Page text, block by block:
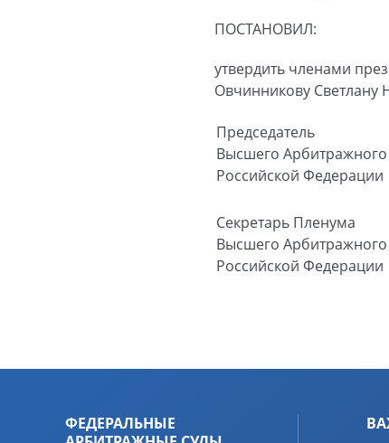
ПОСТАНОВИЛ:
утвердить членами
Овчинникову
Председатель
Высшего Арбитражного
Российской Федерации
Секретарь Пленума
Высшего Арбитражного
Российской Федерации
ФЕДЕРАЛЬНЫЕ